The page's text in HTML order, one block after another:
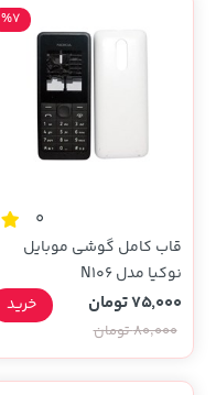
0
قاب کامل گوشی موبایل
نوکیا مدل N106
%7
75,000 تومان
80,000 تومان
خرید